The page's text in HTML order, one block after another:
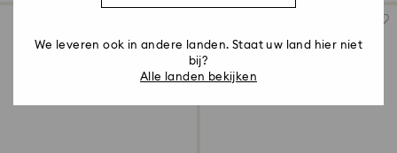
We leveren ook in andere landen. Staat uw land hier niet
bij?
Alle landen bekijken